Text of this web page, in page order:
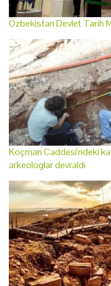
Özbekistan Devlet Tarih
Koçman Caddesi'ndeki
arkeologlar devraldı